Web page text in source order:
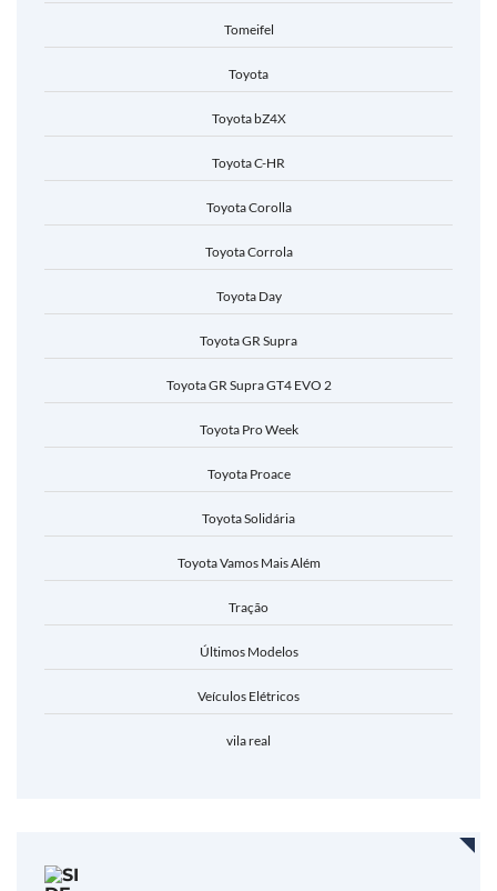
Tomeifel
Toyota
Toyota bZ4X
Toyota C-HR
Toyota Corolla
Toyota Corrola
Toyota Day
Toyota GR Supra
Toyota GR Supra GT4 EVO 2
Toyota Pro Week
Toyota Proace
Toyota Solidária
Toyota Vamos Mais Além
Tração
Últimos Modelos
Veículos Elétricos
vila real